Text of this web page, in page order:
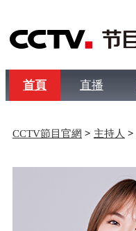
首頁 直播
綜合 新聞 財經
CCTV節目官網 > 主持人 >